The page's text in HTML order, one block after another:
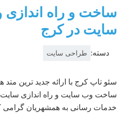
ساخت و راه
سایت در کرج
دسته: طراحی سایت
سئو تاپ کرج با ارائه جدید ترین متد
ساخت وب سایت و راه اندازی سایت
خدمات رسانی به همشهریان گرامی